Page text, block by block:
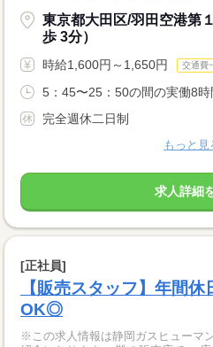
東京都大田区/羽田空港第
歩 3分）
時給1,600円～1,650円 交通費
5：45〜25：50の間の実働8時
完全週休二日制
もっと見
求人詳細
[正社員]
【販売スタッフ】年間
OK◎
※この求人情報は静岡ガスヒューマ